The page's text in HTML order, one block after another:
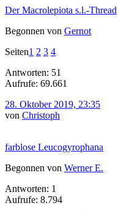
Der Macrolepiota s.l.-Thread
Begonnen von Gernot
Seiten1 2 3 4
Antworten: 51
Aufrufe: 69.661
28. Oktober 2019, 23:35
von Christoph
farblose Leucogyrophana
Begonnen von Werner E.
Antworten: 1
Aufrufe: 8.794